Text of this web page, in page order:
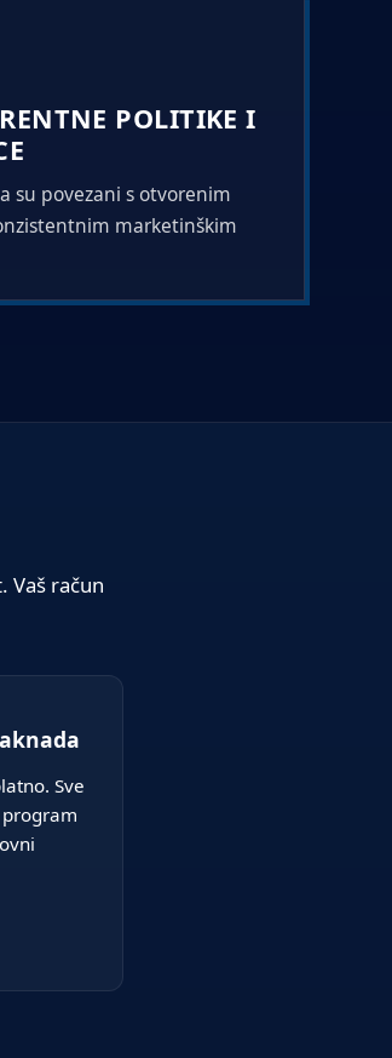
POLITIKE I
su povezani s otvorenim
marketinškim
Vaš račun
Sve